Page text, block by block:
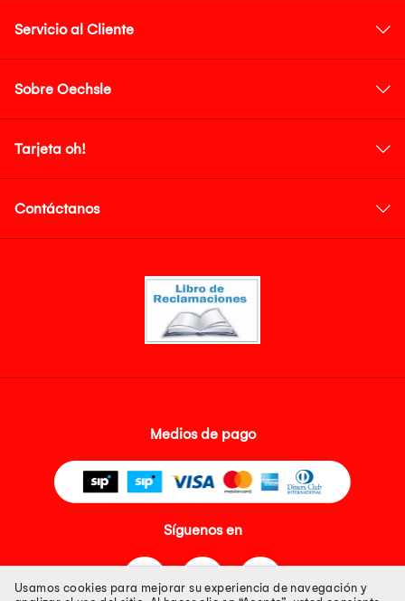
Servicio al Cliente
Sobre Oechsle
Tarjeta oh!
Contáctanos
Medios de pago
Síguenos en
Usamos cookies para mejorar su experiencia de navegación y